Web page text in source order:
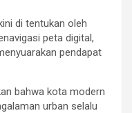
di tentukan oleh
peta digital,
pendapat
bahwa kota modern
urban selalu